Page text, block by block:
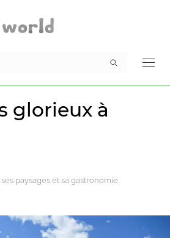
glorieux à
paysages et sa gastronomie.